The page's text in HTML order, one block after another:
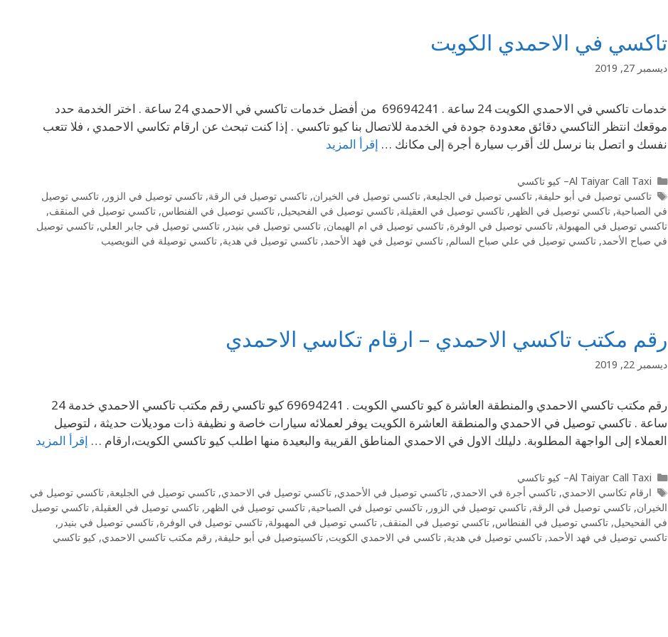
تاكسي في الاحمدي الكويت
ديسمبر 27, 2019
خدمات تاكسي في الاحمدي الكويت 24 ساعة . 69694241 من أفضل خدمات تاكسي في الاحمدي 24 ساعة . اختر الخدمة حدد
موقعك انتظر التاكسي دقائق معدودة جودة في الخدمة للاتصال بنا كيو تاكسي . إذا كنت تبحث عن ارقام تكاسي الاحمدي ، فلا تتعب
نفسك و اتصل بنا نرسل لك أقرب سيارة أجرة إلى مكانك … إقرأ المزيد
Al Taiyar Call Taxi– كيو تاكسي
تاكسي توصيل في أبو حليفة, تاكسي توصيل في الجليعة, تاكسي توصيل في الخيران, تاكسي توصيل في الرقة, تاكسي توصيل في الزور , تاكسي توصيل
في الصباحية, تاكسي توصيل في الظهر , تاكسي توصيل في العقيلة, تاكسي توصيل في الفحيحيل, تاكسي توصيل في الفنطاس, تاكسي توصيل في المنقف,
تاكسي توصيل في المهبولة, تاكسي توصيل في الوفرة, تاكسي توصيل في ام الهيمان, تاكسي توصيل في بنيدر , تاكسي توصيل في جابر العلي, تاكسي توصيل
في صباح الأحمد, تاكسي توصيل في علي صباح السالم, تاكسي توصيل في فهد الأحمد, تاكسي توصيل في هدية, تاكسي توصيلة في النويصيب
رقم مكتب تاكسي الاحمدي – ارقام تكاسي الاحمدي
ديسمبر 22, 2019
رقم مكتب تاكسي الاحمدي والمنطقة العاشرة كيو تاكسي الكويت . 69694241 كيو تاكسي رقم مكتب تاكسي الاحمدي خدمة 24
ساعة . تاكسي توصيل في الاحمدي والمنطقة العاشرة الكويت يوفر لعملائه سيارات خاصة و نظيفة ذات موديلات حديثة ، لتوصيل
العملاء إلى الواجهة المطلوبة. دليلك الاول في الاحمدي المناطق القريبة والبعيدة منها اطلب كيو تاكسي الكويت،ارقام … إقرأ المزيد
Al Taiyar Call Taxi– كيو تاكسي
ارقام تكاسي الاحمدي, تاكسي أجرة في الاحمدي, تاكسي توصيل في الأحمدي, تاكسي توصيل في الاحمدي, تاكسي توصيل في الجليعة, تاكسي توصيل في
الخيران, تاكسي توصيل في الرقة, تاكسي توصيل في الزور , تاكسي توصيل في الصباحية, تاكسي توصيل في الظهر , تاكسي توصيل في العقيلة, تاكسي توصيل
في الفحيحيل, تاكسي توصيل في الفنطاس, تاكسي توصيل في المنقف, تاكسي توصيل في المهبولة, تاكسي توصيل في الوفرة, تاكسي توصيل في بنيدر ,
تاكسي توصيل في فهد الأحمد, تاكسي توصيل في هدية, تاكسي في الاحمدي الكويت, تاكسيتوصيل في أبو حليفة, رقم مكتب تاكسي الاحمدي, كيو تاكسي